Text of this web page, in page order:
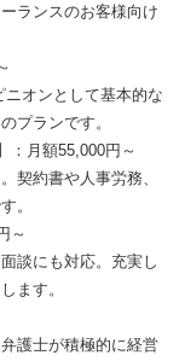
ランスのお客様向け
オンとして基本的な
プランです。
：月額55,000円～
契約書や人事労務、
。
～
談にも対応。充実し
ます。
護士が積極的に経営